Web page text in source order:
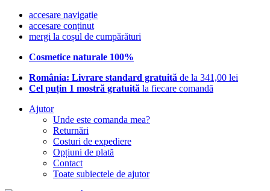
accesare navigație
accesare conținut
mergi la coșul de cumpărături
Cosmetice naturale 100%
România: Livrare standard gratuită de la 341,00 lei
Cel puțin 1 mostră gratuită la fiecare comandă
Ajutor
Unde este comanda mea?
Returnări
Costuri de expediere
Opțiuni de plată
Contact
Toate subiectele de ajutor